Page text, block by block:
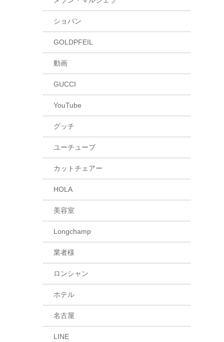
ショパン
GOLDPFEIL
動画
GUCCI
YouTube
グッチ
ユーチューブ
カットチェアー
HOLA
美容室
Longchamp
業者様
ロンシャン
ホテル
名古屋
LINE